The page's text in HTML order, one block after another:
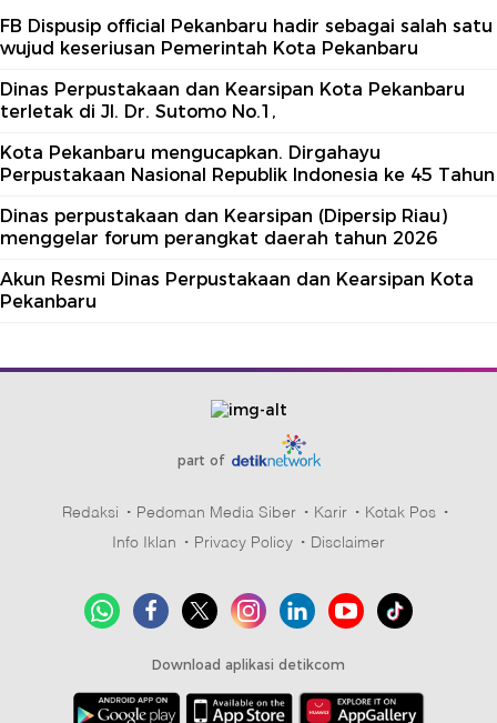
FB Dispusip official Pekanbaru hadir sebagai salah satu
wujud keseriusan Pemerintah Kota Pekanbaru
Dinas Perpustakaan dan Kearsipan Kota Pekanbaru
terletak di Jl. Dr. Sutomo No.1,
Kota Pekanbaru mengucapkan. Dirgahayu
Perpustakaan Nasional Republik Indonesia ke 45 Tahun
Dinas perpustakaan dan Kearsipan (Dipersip Riau)
menggelar forum perangkat daerah tahun 2026
Akun Resmi Dinas Perpustakaan dan Kearsipan Kota
Pekanbaru
part of
Redaksi Pedoman Media Siber Karir
Kotak Pos
Info Iklan
Privacy Policy Disclaimer
Download aplikasi detikcom